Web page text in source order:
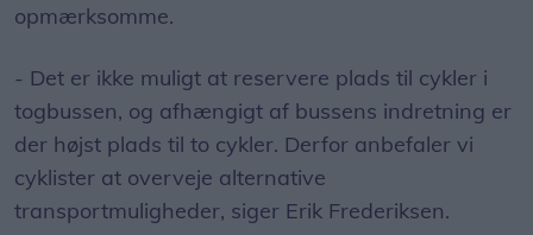
opmærksomme.
- Det er ikke muligt at reservere plads til cykler i
togbussen, og afhængigt af bussens indretning er
der højst plads til to cykler. Derfor anbefaler vi
cyklister at overveje alternative
transportmuligheder, siger Erik Frederiksen.